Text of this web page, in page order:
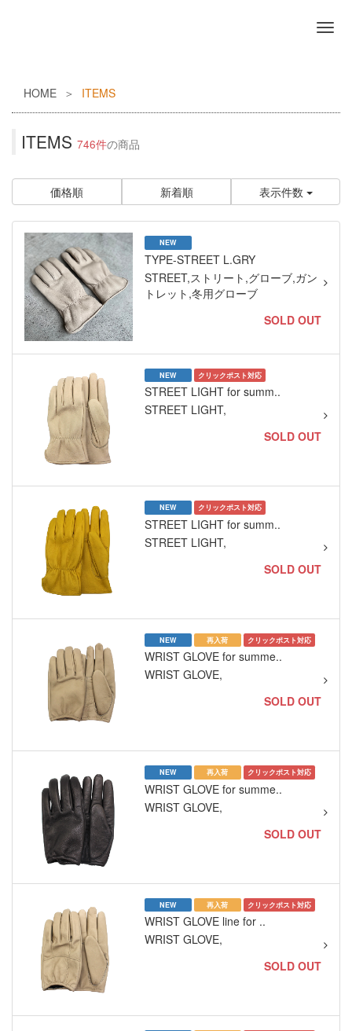
HOME ITEMS
ITEMS 746件の商品
価格順 新着順 表示件数
NEW
TYPE-STREET L.GRY
STREET,ストリート,グローブ,ガン
トレット,冬用グローブ
SOLD OUT
NEW クリックポスト対応
STREET LIGHT for summ..
STREET LIGHT,
SOLD OUT
NEW クリックポスト対応
STREET LIGHT for summ..
STREET LIGHT,
SOLD OUT
NEW 再入荷 クリックポスト対応
WRIST GLOVE for summe..
WRIST GLOVE,
SOLD OUT
NEW 再入荷 クリックポスト対応
WRIST GLOVE for summe..
WRIST GLOVE,
SOLD OUT
NEW 再入荷 クリックポスト対応
WRIST GLOVE line for ..
WRIST GLOVE,
SOLD OUT